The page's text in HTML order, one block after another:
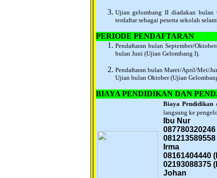
Ujian gelombang II diadakan
terdaftar sebagai peserta sekolah
PERIODE PENDAFTARAN
Pendaftaran bulan September/
bulan Juni (Ujian Gelombang I).
Pendaftaran bulan Maret/April/Mei/
Ujian bulan Oktober (Ujian
BIAYA PENDIDIKAN DAN
Biaya Pendidikan
langsung ke
Ibu Nur
087780320246
Irma
08161404440
02193088375
Johan